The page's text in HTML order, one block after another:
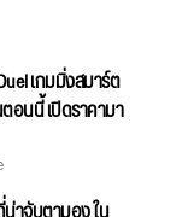
เกมมิ่งสมาร์ต
อนนี้ เปิดราคามา